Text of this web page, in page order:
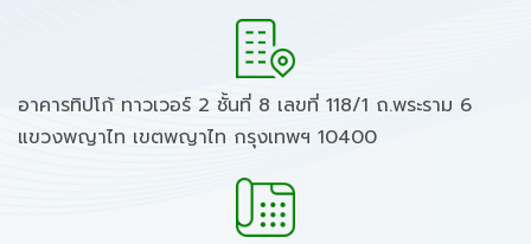
อาคารทิปโก้ ทาวเวอร์ 2 ชั้นที่ 8 เลขที่ 118/1 ถ.พระราม 6
แขวงพญาไท เขตพญาไท กรุงเทพฯ 10400